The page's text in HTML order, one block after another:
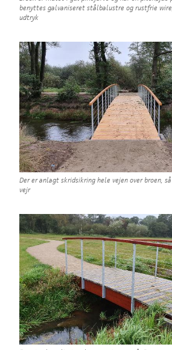
benyttes galvaniseret stålbalustre og rustfrie
udtryk
Der er anlagt skridsikring hele vejen over broen,
vejr